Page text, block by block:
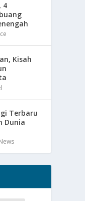
4
Kisah
Terbaru
Dunia